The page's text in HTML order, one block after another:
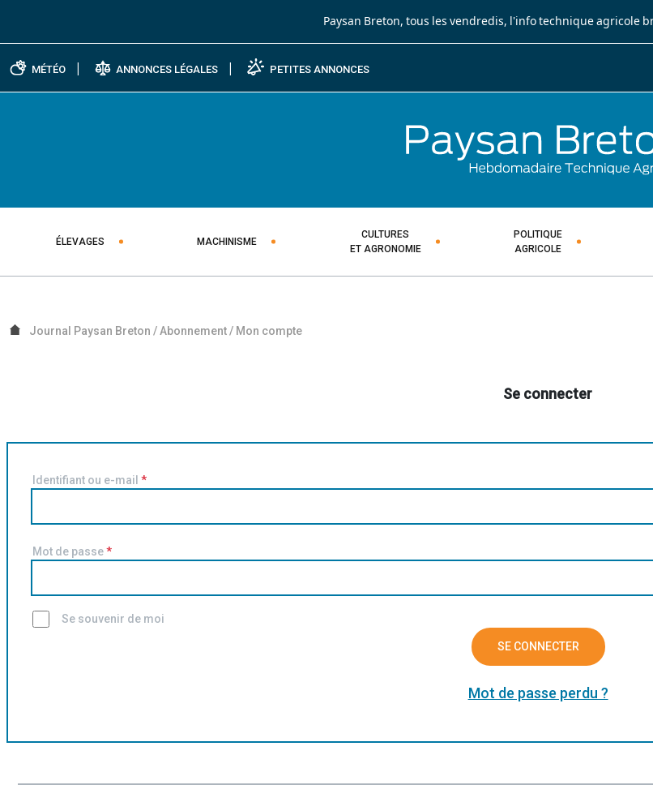
Paysan Breton, tous les vendredis, l'info technique agricole
MÉTÉO ANNONCES LÉGALES PETITES ANNONCES
ÉLEVAGES MACHINISME
CULTURES
ET AGRONOMIE
POLITIQUE
AGRICOLE
Journal Paysan Breton / Abonnement/ Mon compte
Se connecter
Identifiant ou e-mail*
Mot de passe*
Se souvenir de moi
SE CONNECTER
Mot de passe perdu ?